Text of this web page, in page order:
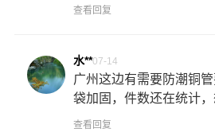
查看回复
水**07-14
广州这边有需要防潮铜
袋加固，件数还在统计
查看回复